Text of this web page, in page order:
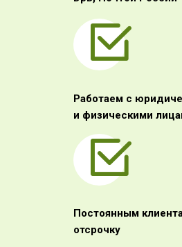
Работаем с
и физическими
Постоянным
отсрочку